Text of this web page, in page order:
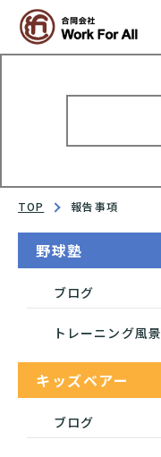
TOP 報告事項
野球塾
ブログ
トレーニング風景
キッズベアー
ブログ